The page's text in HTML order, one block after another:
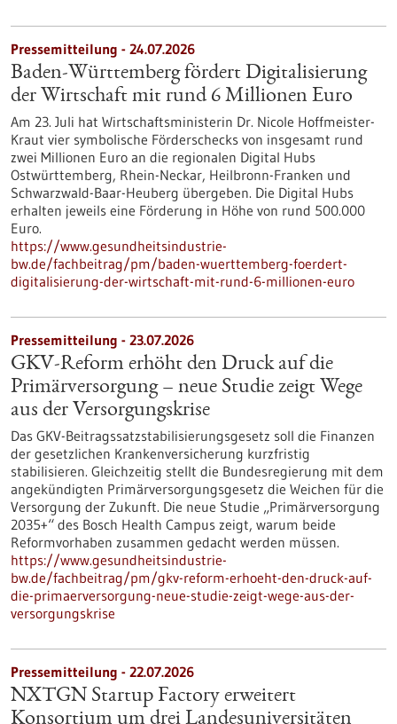
Pressemitteilung - 24.07.2026
Baden-Württemberg fördert Digitalisierung
der Wirtschaft mit rund 6 Millionen Euro
Am 23. Juli hat Wirtschaftsministerin Dr. Nicole Hoffmeister-
Kraut vier symbolische Förderschecks von insgesamt rund
zwei Millionen Euro an die regionalen Digital Hubs
Ostwürttemberg, Rhein-Neckar, Heilbronn-Franken und
Schwarzwald-Baar-Heuberg übergeben. Die Digital Hubs
erhalten jeweils eine Förderung in Höhe von rund 500.000
Euro.
https://www.gesundheitsindustrie-
bw.de/fachbeitrag/pm/baden-wuerttemberg-foerdert-
digitalisierung-der-wirtschaft-mit-rund-6-millionen-euro
Pressemitteilung - 23.07.2026
GKV-Reform erhöht den Druck auf die
Primärversorgung – neue Studie zeigt Wege
aus der Versorgungskrise
Das GKV-Beitragssatzstabilisierungsgesetz soll die Finanzen
der gesetzlichen Krankenversicherung kurzfristig
stabilisieren. Gleichzeitig stellt die Bundesregierung mit dem
angekündigten Primärversorgungsgesetz die Weichen für die
Versorgung der Zukunft. Die neue Studie „Primärversorgung
2035+“ des Bosch Health Campus zeigt, warum beide
Reformvorhaben zusammen gedacht werden müssen.
https://www.gesundheitsindustrie-
bw.de/fachbeitrag/pm/gkv-reform-erhoeht-den-druck-auf-
die-primaerversorgung-neue-studie-zeigt-wege-aus-der-
versorgungskrise
Pressemitteilung - 22.07.2026
NXTGN Startup Factory erweitert
Konsortium um drei Landesuniversitäten